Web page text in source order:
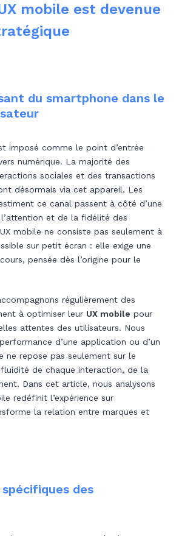
mobile est devenue
du smartphone dans le
imposé comme le point d’entrée
numérique. La majorité des
sociales et des transactions
désormais via cet appareil. Les
ce canal passent à côté d’une
et de la fidélité des
mobile ne consiste pas seulement à
sur petit écran : elle exige une
pensée dès l’origine pour le
régulièrement des
à optimiser leur UX mobile pour
attentes des utilisateurs. Nous
d’une application ou d’un
ne repose pas seulement sur le
de chaque interaction, de la
Dans cet article, nous analysons
redéfinit l’expérience sur
la relation entre marques et
des